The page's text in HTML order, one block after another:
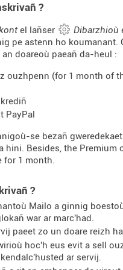
?
el lañser Dibarzhioù
pe astenn ho koumanant.
doareoù paeañ da-heul :
ouzhpenn (for 1 month of
PayPal
se bezañ
hini. Besides, the Premium
for 1 month.
?
Mailo a ginnig
war ar marc'had.
paeet zo un doare reizh
hoc'h eus evit a sell
ar servij.